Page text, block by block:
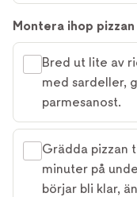
Montera ihop pizzan
Bred ut lite av
med sardeller,
parmesanost.
Grädda pizzan
minuter på
börjar bli klar,